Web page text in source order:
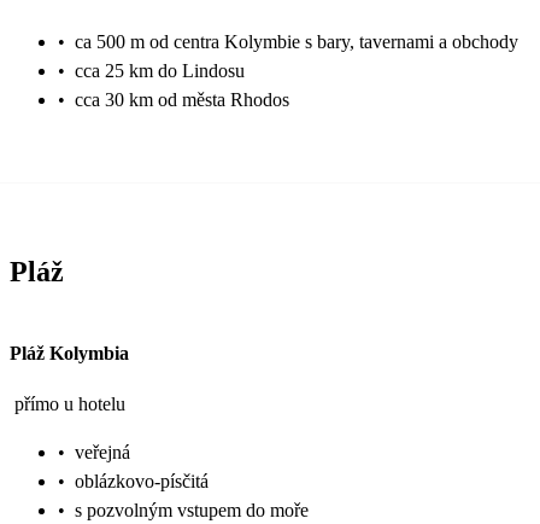
• ca 500 m od centra Kolymbie s bary, tavernami a obchody
• cca 25 km do Lindosu
• cca 30 km od města Rhodos
Pláž
Pláž Kolymbia
přímo u hotelu
• veřejná
• oblázkovo-písčitá
• s pozvolným vstupem do moře